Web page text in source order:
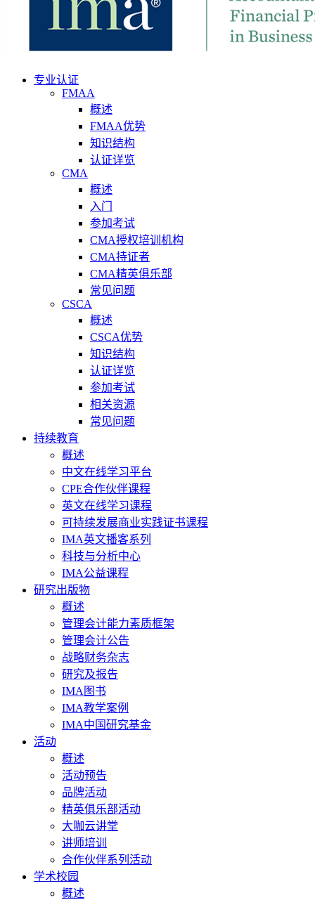
专业认证
FMAA
概述
FMAA优势
知识结构
认证详览
CMA
概述
入门
参加考试
CMA授权培训机构
CMA持证者
CMA精英俱乐部
常见问题
CSCA
概述
CSCA优势
知识结构
认证详览
参加考试
相关资源
常见问题
持续教育
概述
中文在线学习平台
CPE合作伙伴课程
英文在线学习课程
可持续发展商业实践证书课程
IMA英文播客系列
科技与分析中心
IMA公益课程
研究出版物
概述
管理会计能力素质框架
管理会计公告
战略财务杂志
研究及报告
IMA图书
IMA教学案例
IMA中国研究基金
活动
概述
活动预告
品牌活动
精英俱乐部活动
大咖云讲堂
讲师培训
合作伙伴系列活动
学术校园
概述